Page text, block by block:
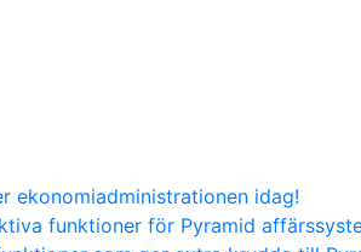
ekonomiadministrationen idag!
funktioner för Pyramid